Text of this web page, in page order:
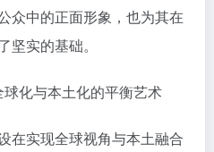
众中的正面形象，也为其在
坚实的基础。
化与本土化的平衡艺术
在实现全球视角与本土融合